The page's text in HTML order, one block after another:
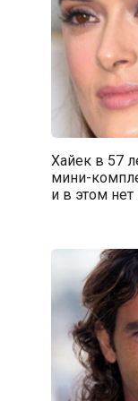
Хайек в 57
мини-
и в этом нет